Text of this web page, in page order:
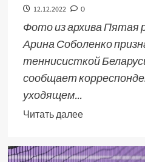
12.12.2022 0
Фото из архива Пятая
Арина Соболенко
теннисисткой
сообщает
уходящем...
Читать далее